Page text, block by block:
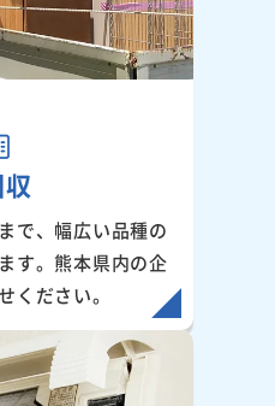
で、幅広い品種の
す。熊本県内の企
ください。